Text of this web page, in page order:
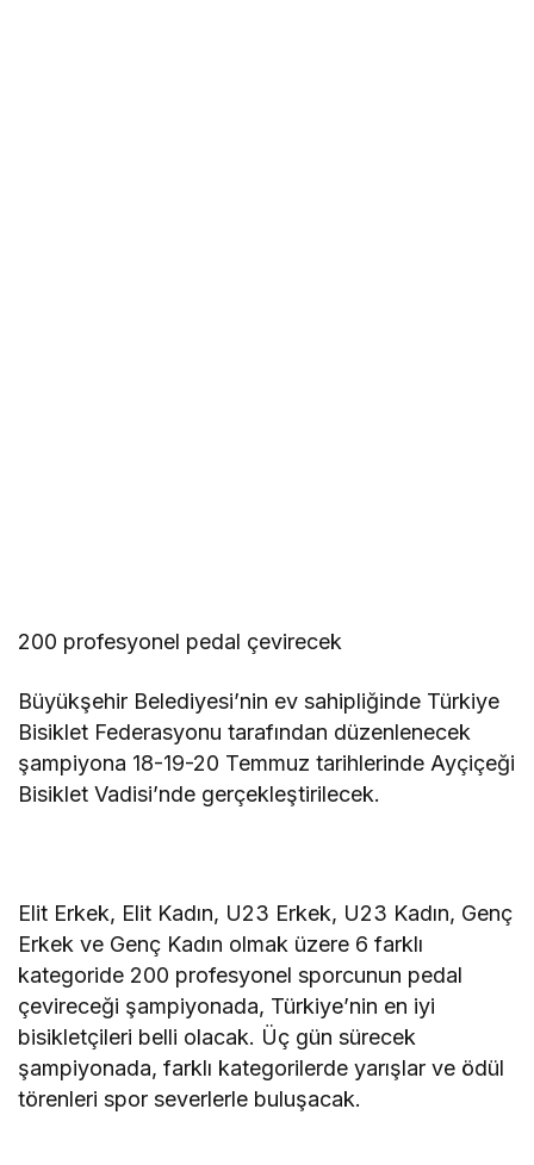
200 profesyonel pedal çevirecek
Büyükşehir Belediyesi’nin ev sahipliğinde Türkiye
Bisiklet Federasyonu tarafından düzenlenecek
şampiyona 18-19-20 Temmuz tarihlerinde Ayçiçeği
Bisiklet Vadisi’nde gerçekleştirilecek.
Elit Erkek, Elit Kadın, U23 Erkek, U23 Kadın, Genç
Erkek ve Genç Kadın olmak üzere 6 farklı
kategoride 200 profesyonel sporcunun pedal
çevireceği şampiyonada, Türkiye’nin en iyi
bisikletçileri belli olacak. Üç gün sürecek
şampiyonada, farklı kategorilerde yarışlar ve ödül
törenleri spor severlerle buluşacak.